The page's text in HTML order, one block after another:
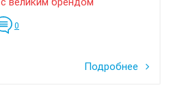
0
Подробнее